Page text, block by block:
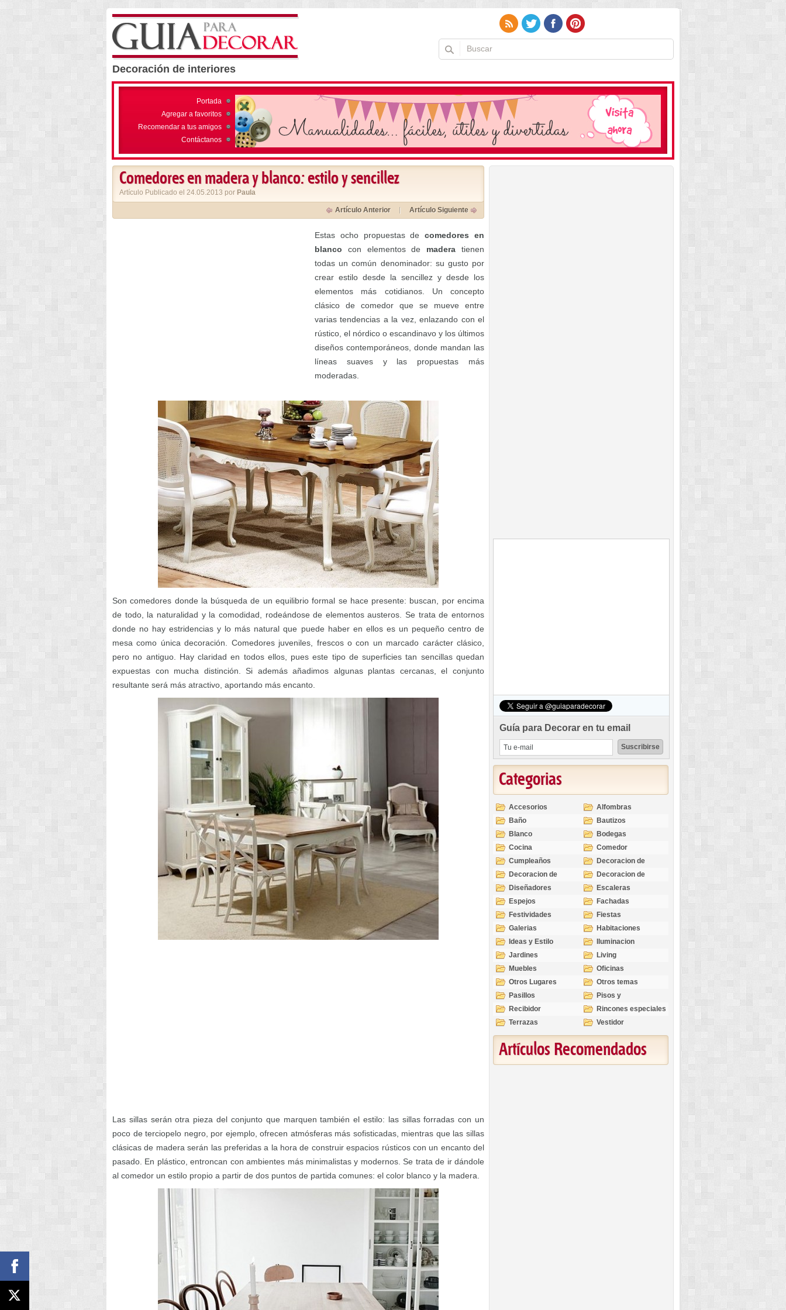
Decoración de interiores
Portada
Agregar a favoritos
Recomendar a tus amigos
Contáctanos
Comedores en madera y blanco: estilo y sencillez
Artículo Publicado el 24.05.2013 por Paula
Artículo Anterior Artículo Siguiente
Estas ocho propuestas decomedores en
blanco con elementos de madera tienen
todas un común denominador: su gusto por
crear estilo desde la sencillez y desde los
elementos más cotidianos. Un concepto
clásico de comedor que se mueve entre
varias tendencias a la vez, enlazando con el
rústico, el nórdico o escandinavo y los últimos
diseños contemporáneos, donde mandan las
líneas suaves y las propuestas más
moderadas.
Son comedores donde la búsqueda de un equilibrio formal se hace presente: buscan, por encima
de todo, la naturalidad y la comodidad, rodeándose de elementos austeros. Se trata de entornos
donde no hay estridencias y lo más natural que puede haber en ellos es un pequeño centro de
mesa como única decoración. Comedores juveniles, frescos o con un marcado carácter clásico,
pero no antiguo. Hay claridad en todos ellos, pues este tipo de superficies tan sencillas quedan
expuestas con mucha distinción. Si además añadimos algunas plantas cercanas, el conjunto
resultante será más atractivo, aportando más encanto.
Las sillas serán otra pieza del conjunto que marquen también el estilo: las sillas forradas con un
poco de terciopelo negro, por ejemplo, ofrecen atmósferas más sofisticadas, mientras que las sillas
clásicas de madera serán las preferidas a la hora de construir espacios rústicos con un encanto del
pasado. En plástico, entroncan con ambientes más minimalistas y modernos. Se trata de ir dándole
al comedor un estilo propio a partir de dos puntos de partida comunes: el color blanco y la madera.
Guía para Decorar en tu email
Categorias
Accesorios
Alfombras
Baño
Bautizos
Blanco
Bodegas
Cocina
Comedor
Cumpleaños
Decoracion de
Exteriores
Decoracion de
Interiores
Decoracion de
Ocasiones
Diseñadores
Escaleras
Espejos
Fachadas
Festividades
Fiestas
Galerias
Habitaciones
Ideas y Estilo
Iluminacion
Jardines
Living
Muebles
Oficinas
Otros Lugares
Otros temas
Pasillos
Pisos y
revestimientos
Recibidor
Rincones especiales
Terrazas
Vestidor
Artículos Recomendados